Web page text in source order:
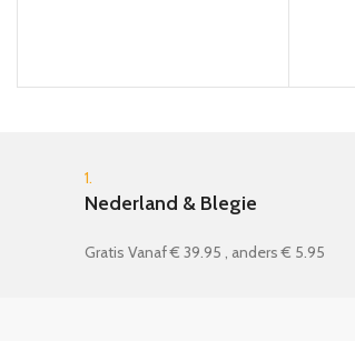
1.
Nederland & Blegie
Gratis Vanaf € 39.95 , anders € 5.95